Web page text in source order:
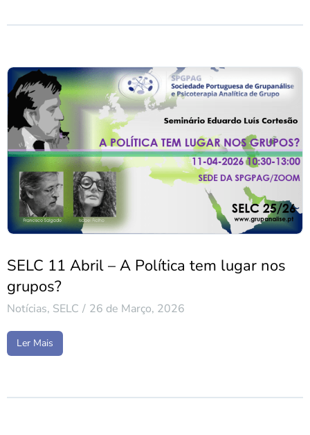
SELC 11 Abril – A Política tem lugar nos
grupos?
Notícias, SELC 26 de Março, 2026
Ler Mais